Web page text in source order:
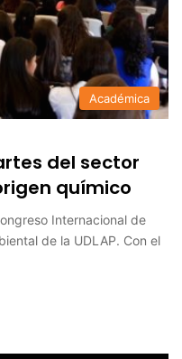
Académica
del sector
químico
Internacional de
de la UDLAP. Con el